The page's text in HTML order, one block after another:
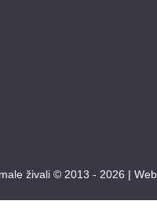
živali © 2013 - 2026 | Web